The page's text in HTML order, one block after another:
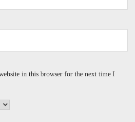
in this browser for the next time I